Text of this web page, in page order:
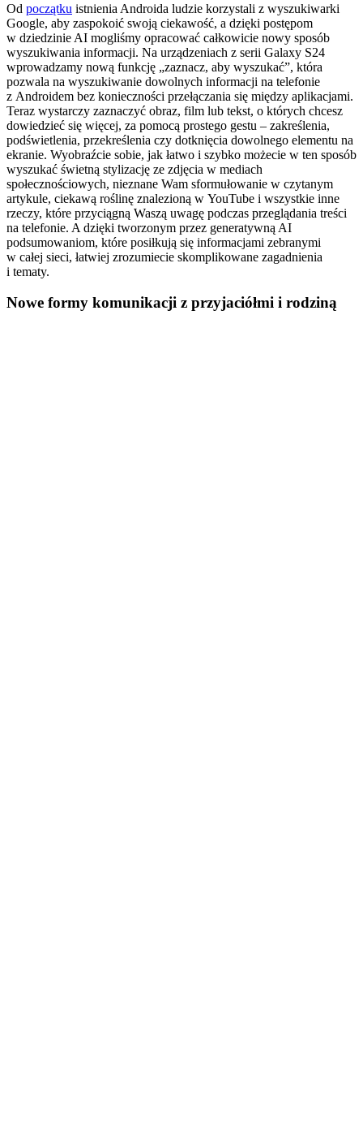
Od początku istnienia Androida ludzie korzystali z wyszukiwarki
Google, aby zaspokoić swoją ciekawość, a dzięki postępom
w dziedzinie AI mogliśmy opracować całkowicie nowy sposób
wyszukiwania informacji. Na urządzeniach z serii Galaxy S24
wprowadzamy nową funkcję „zaznacz, aby wyszukać”, która
pozwala na wyszukiwanie dowolnych informacji na telefonie
z Androidem bez konieczności przełączania się między aplikacjami.
Teraz wystarczy zaznaczyć obraz, film lub tekst, o których chcesz
dowiedzieć się więcej, za pomocą prostego gestu – zakreślenia,
podświetlenia, przekreślenia czy dotknięcia dowolnego elementu na
ekranie. Wyobraźcie sobie, jak łatwo i szybko możecie w ten sposób
wyszukać świetną stylizację ze zdjęcia w mediach
społecznościowych, nieznane Wam sformułowanie w czytanym
artykule, ciekawą roślinę znalezioną w YouTube i wszystkie inne
rzeczy, które przyciągną Waszą uwagę podczas przeglądania treści
na telefonie. A dzięki tworzonym przez generatywną AI
podsumowaniom, które posiłkują się informacjami zebranymi
w całej sieci, łatwiej zrozumiecie skomplikowane zagadnienia
i tematy.
Nowe formy komunikacji z przyjaciółmi i rodziną